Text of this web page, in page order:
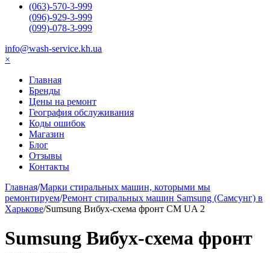
(063)-570-3-999
(096)-929-3-999
(099)-078-3-999
info@wash-service.kh.ua
×
Главная
Бренды
Цены на ремонт
География обслуживания
Коды ошибок
Магазин
Блог
Отзывы
Контакты
Главная/Марки стиральных машин, которыми мы
ремонтируем/Ремонт стиральных машин Samsung (Самсунг) в
Харькове/Sumsung Вибух-схема фронт СМ UA 2
Sumsung Вибух-схема фронт